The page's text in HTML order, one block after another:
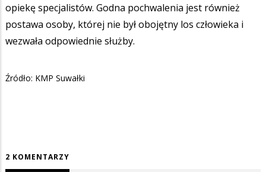
opiekę specjalistów. Godna pochwalenia jest również
postawa osoby, której nie był obojętny los człowieka i
wezwała odpowiednie służby.
Źródło: KMP Suwałki
2 KOMENTARZY